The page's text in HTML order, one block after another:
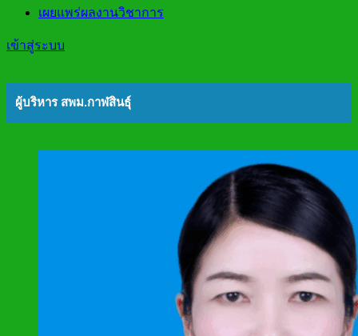
เผยแพร่ผลงานวิชาการ
เข้าสู่ระบบ
ผู้บริหาร สพม.กาฬสินธุ์